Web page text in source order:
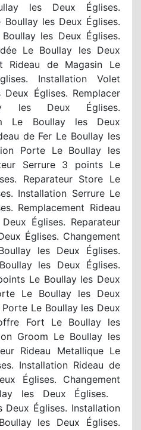
les Deux Églises.
les Deux Églises.
les Deux Églises.
Le Boullay les Deux
Rideau de Magasin Le
Installation Volet
Églises. Remplacer
les Deux Églises.
Le Boullay les Deux
de Fer Le Boullay les
Porte Le Boullay les
Serrure 3 points Le
Reparateur Store Le
Installation Serrure Le
Remplacement Rideau
Églises. Reparateur
Églises. Changement
les Deux Églises.
les Deux Églises.
Le Boullay les Deux
Le Boullay les Deux
Le Boullay les Deux
Fort Le Boullay les
Groom Le Boullay les
Rideau Metallique Le
Installation Rideau de
Églises. Changement
les Deux Églises.
Deux Églises. Installation
les Deux Églises.